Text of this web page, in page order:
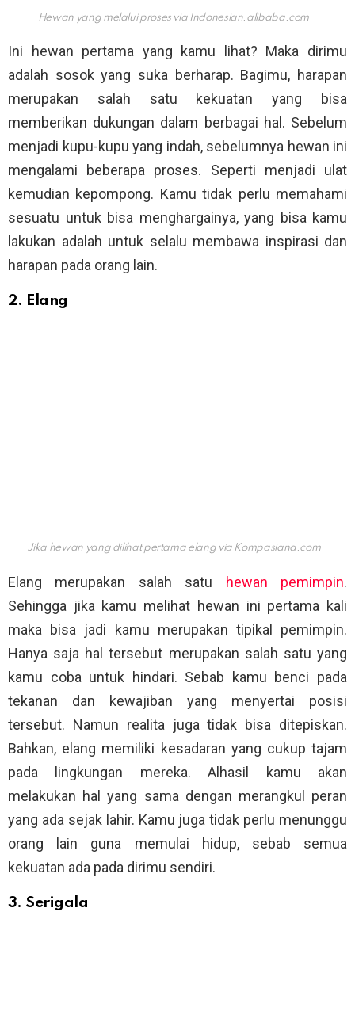
Hewan yang melalui proses via Indonesian.alibaba.com
Ini hewan pertama yang kamu lihat? Maka dirimu
adalah sosok yang suka berharap. Bagimu, harapan
merupakan salah satu kekuatan yang bisa
memberikan dukungan dalam berbagai hal. Sebelum
menjadi kupu-kupu yang indah, sebelumnya hewan ini
mengalami beberapa proses. Seperti menjadi ulat
kemudian kepompong. Kamu tidak perlu memahami
sesuatu untuk bisa menghargainya, yang bisa kamu
lakukan adalah untuk selalu membawa inspirasi dan
harapan pada orang lain.
2. Elang
Jika hewan yang dilihat pertama elang via Kompasiana.com
Elang merupakan salah satu hewan pemimpin.
Sehingga jika kamu melihat hewan ini pertama kali
maka bisa jadi kamu merupakan tipikal pemimpin.
Hanya saja hal tersebut merupakan salah satu yang
kamu coba untuk hindari. Sebab kamu benci pada
tekanan dan kewajiban yang menyertai posisi
tersebut. Namun realita juga tidak bisa ditepiskan.
Bahkan, elang memiliki kesadaran yang cukup tajam
pada lingkungan mereka. Alhasil kamu akan
melakukan hal yang sama dengan merangkul peran
yang ada sejak lahir. Kamu juga tidak perlu menunggu
orang lain guna memulai hidup, sebab semua
kekuatan ada pada dirimu sendiri.
3. Serigala